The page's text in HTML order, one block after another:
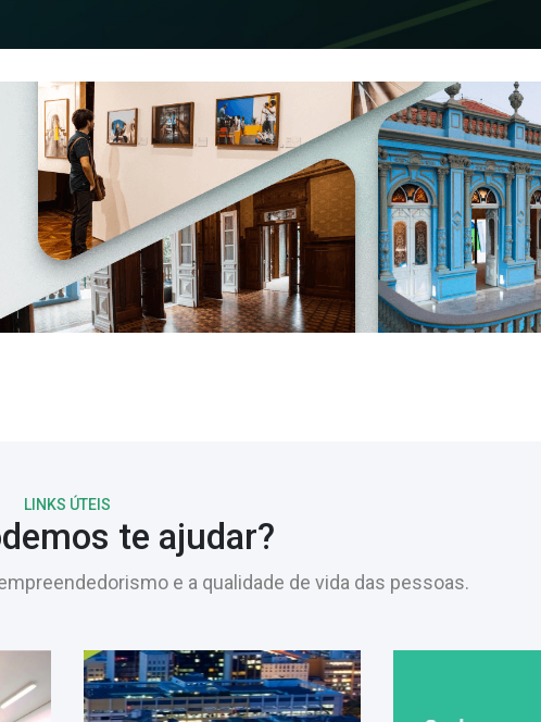
LINKS ÚTEIS
te ajudar?
e a qualidade de vida das pessoas.